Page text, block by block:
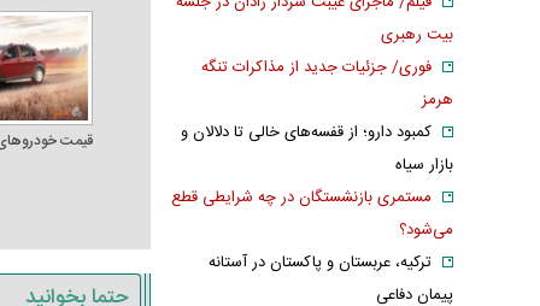
قیمت
حتما بخوانید
بیت رهبری
فوری/ جزئیات جدید از مذاکرات تنگه
هرمز
کمبود دارو؛ از قفسه‌های خالی تا دلالان و
بازار سیاه
مستمری بازنشستگان در چه شرایطی قطع
می‌شود؟
ترکیه، عربستان و پاکستان در آستانه
پیمان دفاعی